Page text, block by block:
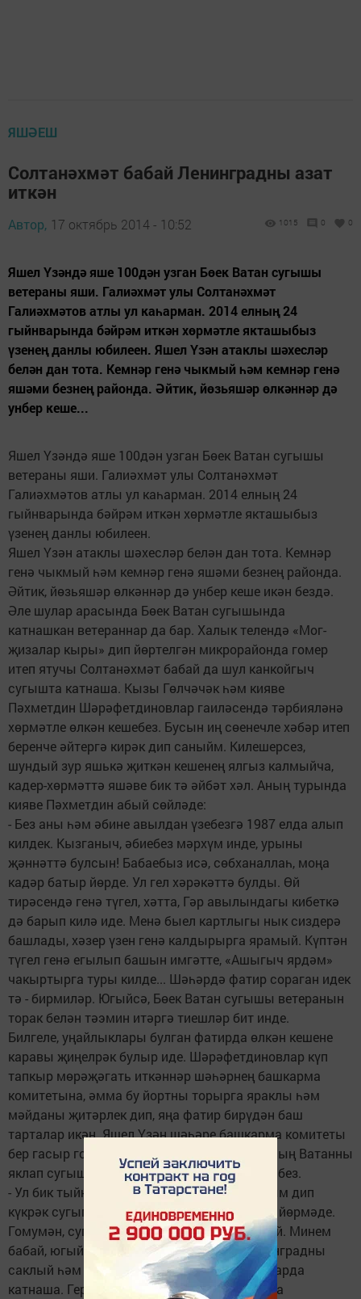
ЯШӘЕШ
Солтанәхмәт бабай Ленинградны азат
иткән
Автор, 17 октябрь 2014 - 10:52 1015 0 0
Яшел Үзәндә яше 100дән узган Бөек Ватан сугышы
ветераны яши. Галиәхмәт улы Солтанәхмәт
Галиәхмәтов атлы ул каһарман. 2014 елның 24
гыйнварында бәйрәм иткән хөрмәтле якташыбыз
үзенең данлы юбилеен. Яшел Үзән атаклы шәхесләр
белән дан тота. Кемнәр генә чыкмый һәм кемнәр генә
яшәми безнең районда. Әйтик, йөзьяшәр өлкәннәр дә
унбер кеше...
Яшел Үзәндә яше 100дән узган Бөек Ватан сугышы
ветераны яши. Галиәхмәт улы Солтанәхмәт
Галиәхмәтов атлы ул каһарман. 2014 елның 24
гыйнварында бәйрәм иткән хөрмәтле якташыбыз
үзенең данлы юбилеен.
Яшел Үзән атаклы шәхесләр белән дан тота. Кемнәр
генә чыкмый һәм кемнәр генә яшәми безнең районда.
Әйтик, йөзьяшәр өлкәннәр дә унбер кеше икән бездә.
Әле шулар арасында Бөек Ватан сугышында
катнашкан ветераннар да бар. Халык телендә «Мог­
җизалар кыры» дип йөртелгән микрорайонда гомер
итеп ятучы Солтанәхмәт бабай да шул канкойгыч
сугышта катнаша. Кызы Гөлчәчәк һәм кияве
Пәхметдин Шәрәфетдиновлар гаиләсендә тәрбияләнә
хөрмәтле өлкән кешебез. Бусын иң сөенечле хәбәр итеп
беренче әйтергә кирәк дип саныйм. Килешерсез,
шундый зур яшькә җиткән кешенең ялгыз калмыйча,
кадер-хөрмәттә яшәве бик тә әйбәт хәл. Аның турында
кияве Пәхметдин абый сөйләде:
- Без аны һәм әбине авылдан үзебезгә 1987 елда алып
килдек. Кызганыч, әбиебез мәрхүм инде, урыны
җәннәттә булсын! Бабаебыз исә, сөбханаллаһ, моңа
кадәр батыр йөрде. Ул гел хәрәкәттә булды. Өй
тирәсендә генә түгел, хәтта, Гәр авылындагы кибеткә
дә барып килә иде. Менә быел картлыгы нык сиздерә
башлады, хәзер үзен генә калдырырга ярамый. Күптән
түгел генә егылып башын имгәтте, «Ашыгыч ярдәм»
чакыртырга туры килде... Шәһәрдә фатир сораган идек
тә - бирмиләр. Югыйсә, Бөек Ватан сугышы ветеранын
торак белән тәэмин итәргә тиешләр бит инде.
Билгеле, уңайлыклары булган фатирда өлкән кешене
каравы җиңелрәк булыр иде. Шәрәфетдиновлар күп
тапкыр мөрәҗәгать иткәннәр шәһәрнең башкарма
комитетына, әмма бу йортны торыр­га яраклы һәм
мәйданы җитәрлек дип, яңа фатир бирүдән баш
тарталар икән. Яшел Үзән шәһәре башкарма комитеты
бер гасыр гомер иткән Солтанәхмәт бабайның Ватанны
яклап сугышуын хөрмәт итәр дип өметләнәбез.
- Ул бик тыйнак кеше бит. Мин - илне якладым дип
күкрәк сугып үзенә ташламалар таләп итеп йөрмәде.
Гомумән, сугыш турында сөйләргә яратмый. Минем
бабай, югыйсә, 41елда ук яуга алына. Ленинградны
саклый һәм блокаданы өзгән каты сугышларда
катнаша. Германияне җиңгәч Владивостокка